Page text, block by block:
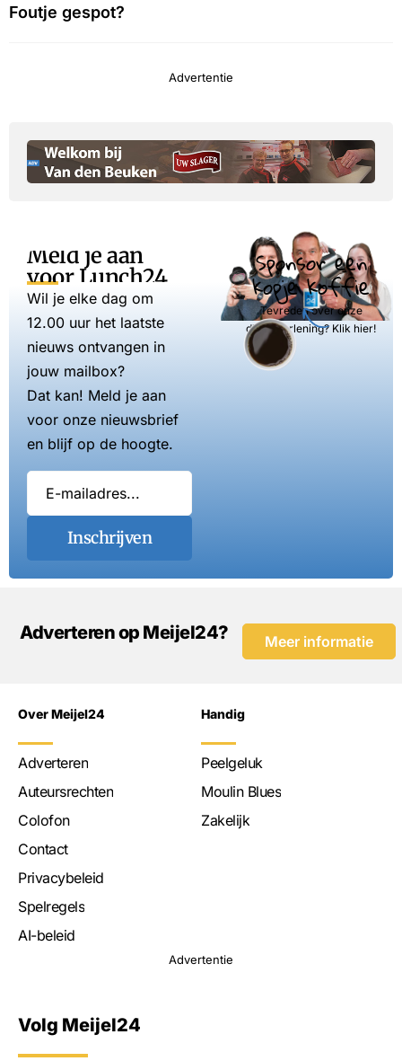
Foutje gespot?
Advertentie
Meld je aan
voor Lunch24
Wil je elke dag om
12.00 uur het laatste
nieuws ontvangen in
jouw mailbox?
Dat kan! Meld je aan
voor onze nieuwsbrief
en blijf op de hoogte.
Inschrijven
Sponsor een
kopje koffie
Tevreden over onze
dienstverlening? Klik hier!
Adverteren op Meijel24? Meer informatie
Over Meijel24
Adverteren
Auteursrechten
Colofon
Contact
Privacybeleid
Spelregels
AI-beleid
Handig
Peelgeluk
Moulin Blues
Zakelijk
Advertentie
Volg Meijel24